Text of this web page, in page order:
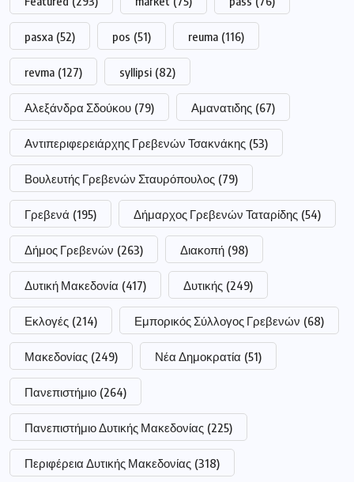
pasxa (52) pos (51) reuma (116)
revma (127) syllipsi (82)
Αλεξάνδρα Σδούκου (79) Αμανατιδης (67)
Αντιπεριφερειάρχης Γρεβενών Τσακνάκης (53)
Βουλευτής Γρεβενών Σταυρόπουλος (79)
Γρεβενά (195) Δήμαρχος Γρεβενών Ταταρίδης (54)
Δήμος Γρεβενών (263) Διακοπή (98)
Δυτική Μακεδονία (417) Δυτικής (249)
Εκλογές (214) Εμπορικός Σύλλογος Γρεβενών (68)
Μακεδονίας (249) Νέα Δημοκρατία (51)
Πανεπιστήμιο (264)
Πανεπιστήμιο Δυτικής Μακεδονίας (225)
Περιφέρεια Δυτικής Μακεδονίας (318)